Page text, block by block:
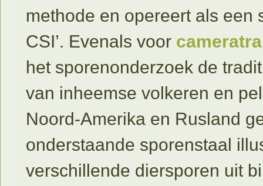
methode en opereert als een
CSI’. Evenals voor
het sporenonderzoek de
van inheemse volkeren en
Noord-Amerika en Rusland
onderstaande sporenstaal
verschillende diersporen uit